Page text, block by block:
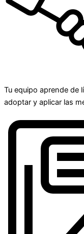
Tu equipo aprende de
adoptar y aplicar las